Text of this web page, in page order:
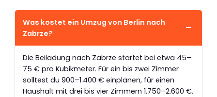
Was kostet ein Umzug von Berlin nach
Zabrze?
Die Beiladung nach Zabrze startet bei etwa 45–
75 € pro Kubikmeter. Für ein bis zwei Zimmer
solltest du 900–1.400 € einplanen, für einen
Haushalt mit drei bis vier Zimmern 1.750–2.600 €.